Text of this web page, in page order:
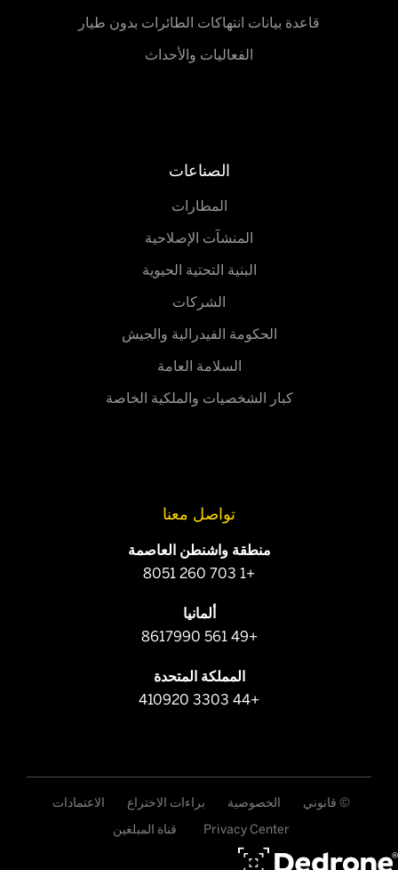
قاعدة بيانات انتهاكات الطائرات بدون طيار
الفعاليات والأحداث
الصناعات
المطارات
المنشآت الإصلاحية
البنية التحتية الحيوية
الشركات
الحكومة الفيدرالية والجيش
السلامة العامة
كبار الشخصيات والملكية الخاصة
تواصل معنا
منطقة واشنطن العاصمة
+1 703 260 8051
ألمانيا
+49 561 8617990
المملكة المتحدة
+44 3303 410920
© قانوني الخصوصية براءات الاختراع
الاعتمادات
Privacy Center
قناة المبلغين